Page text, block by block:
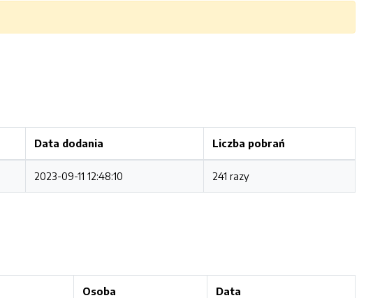
Data dodania Liczba pobrań
2023-09-11 12:48:10 241 razy
Osoba Data